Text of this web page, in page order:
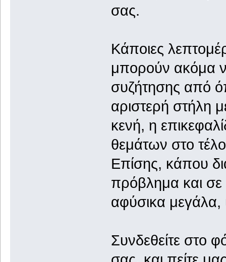
σας.
Κάποιες
μπορούν ακόμα
συζήτησης από
αριστερή στήλη
κενή, η
θεμάτων στο
Επίσης, κάπου
πρόβλημα και σε
αφύσικα μεγάλα,
Συνδεθείτε στο